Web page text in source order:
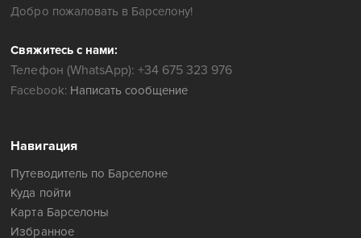
Добро пожаловать в Барселону!
Свяжитесь с нами:
Телефон (WhatsApp): +34 675 323 976
Facebook: Написать сообщение
Навигация
Путеводитель по Барселоне
Куда пойти
Карта Барселоны
Избранное